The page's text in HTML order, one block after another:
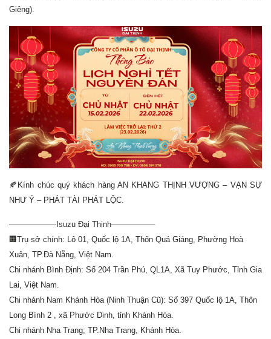
Giêng).
🍂 Kính chúc quý khách hàng AN KHANG THỊNH VƯỢNG – VẠN SỰ
NHƯ Ý – PHÁT TÀI PHÁT LỘC.
——————Isuzu Đại Thịnh—————–
🏢 Trụ sở chính: Lô 01, Quốc lộ 1A, Thôn Quá Giáng, Phường Hoà
Xuân, TP.Đà Nẵng, Việt Nam.
Chi nhánh Bình Định: Số 204 Trần Phú, QL1A, Xã Tuy Phước, Tỉnh Gia
Lai, Việt Nam.
Chi nhánh Nam Khánh Hòa (Ninh Thuận Cũ): Số 397 Quốc lộ 1A, Thôn
Long Bình 2 , xã Phước Dinh, tỉnh Khánh Hòa.
Chi nhánh Nha Trang; TP.Nha Trang, Khánh Hòa.